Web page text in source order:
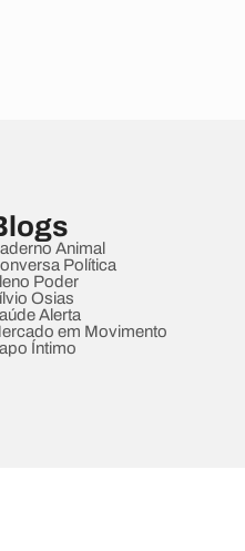
Animal
Política
Poder
Osias
Alerta
em Movimento
Íntimo